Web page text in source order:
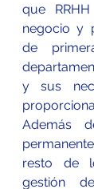
que
negocio y
de
y sus
Además
resto de
gestión